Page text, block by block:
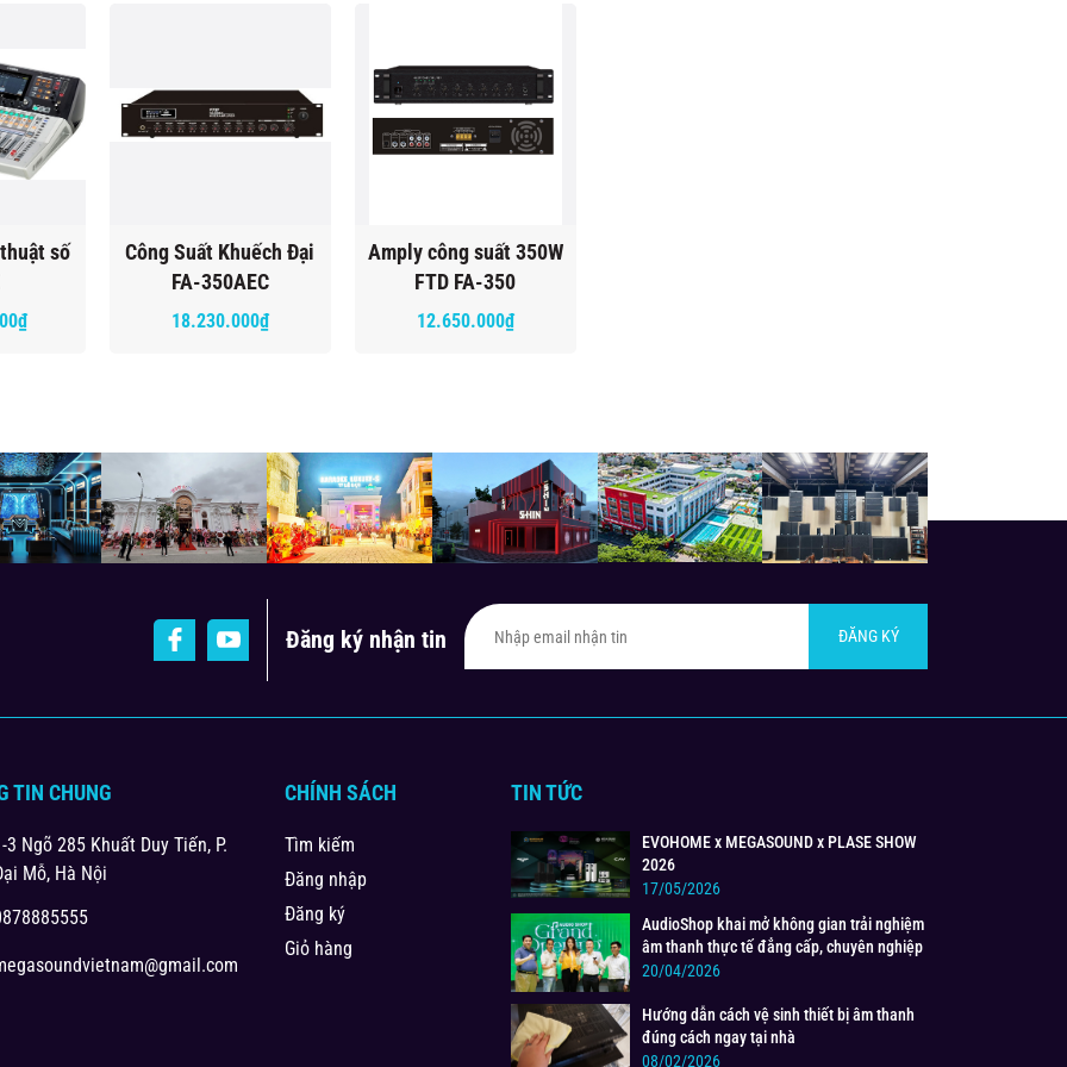
số
Công Suất Khuếch Đại
FA-350AEC
18.230.000₫
Amply công suất 350W
FTD FA-350
12.650.000₫
Đăng ký nhận tin ĐĂNG KÝ
TIN CHUNG
3 Ngõ 285 Khuất Duy Tiến, P.
Mỗ, Hà Nội
CHÍNH SÁCH
Tìm kiếm
Đăng nhập
Đăng ký
Giỏ hàng
TIN TỨC
EVOHOME x MEGASOUND x PLASE SHOW
2026
17/05/2026
AudioShop khai mở không gian trải nghiệm
âm thanh thực tế đẳng cấp, chuyên nghiệp
20/04/2026
Hướng dẫn cách vệ sinh thiết bị âm thanh
đúng cách ngay tại nhà
08/02/2026